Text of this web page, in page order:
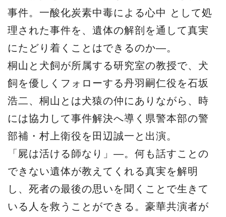
事件。一酸化炭素中毒による心中 として処
理された事件を、遺体の解剖を通して真実
にたどり着くことはできるのか―。
桐山と犬飼が所属する研究室の教授で、犬
飼を優しくフォローする丹羽嗣仁役を石坂
浩二、桐山とは犬猿の仲にありながら、時
には協力して事件解決へ導く県警本部の警
部補・村上衛役を田辺誠一と出演。
「屍は活ける師なり」―。何も話すことの
できない遺体が教えてくれる真実を解明
し、死者の最後の思いを聞くことで生きて
いる人を救うことができる。豪華共演者が